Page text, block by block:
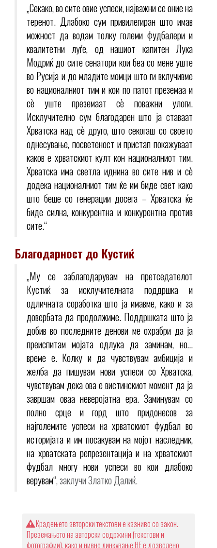
„Секако, во сите овие успеси, најважни се оние на
теренот. Длабоко сум привилегиран што имав
можност да водам толку големи фудбалери и
квалитетни луѓе, од нашиот капитен Лука
Модриќ до сите сенатори кои беа со мене уште
во Русија и до младите момци што ги вклучивме
во националниот тим и кои по патот преземаа и
сè уште преземаат сè поважни улоги.
Исклучително сум благодарен што ја ставаат
Хрватска над сè друго, што секогаш со своето
однесување, посветеност и пристап покажуваат
каков е хрватскиот култ кон националниот тим.
Хрватска има светла иднина во сите нив и сè
додека националниот тим ќе им биде свет како
што беше со генерации досега – Хрватска ќе
биде силна, конкурентна и конкурентна против
сите.“
Благодарност до Кустиќ
„Му се заблагодарувам на претседателот
Кустиќ за исклучителната поддршка и
одличната соработка што ја имавме, како и за
довербата да продолжиме. Поддршката што ја
добив во последните денови ме охрабри да ја
преиспитам мојата одлука да заминам, но…
време е. Колку и да чувствувам амбиција и
желба да пишувам нови успеси со Хрватска,
чувствувам дека ова е вистинскиот момент да ја
завршам оваа неверојатна ера. Заминувам со
полно срце и горд што придонесов за
најголемите успеси на хрватскиот фудбал во
историјата и им посакувам на мојот наследник,
на хрватската репрезентација и на хрватскиот
фудбал многу нови успеси во кои длабоко
верувам“, заклучи Златко Далиќ.
Крадењето авторски текстови е казниво со закон.
Преземањето на авторски содржини (текстови и
фотографии), како и нивно линкување НЕ е дозволено